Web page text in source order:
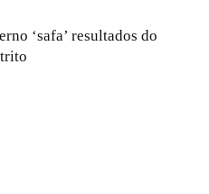
‘safa’ resultados do